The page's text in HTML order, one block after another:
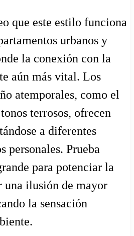
que este estilo funciona
urbanos y
la conexión con la
aún más vital. Los
atemporales, como el
terrosos, ofrecen
a diferentes
personales. Prueba
para potenciar la
una ilusión de mayor
la sensación